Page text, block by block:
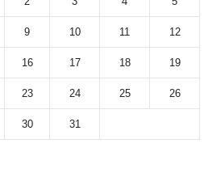
9 10 11 12
16 17 18 19
23 24 25 26
30
31